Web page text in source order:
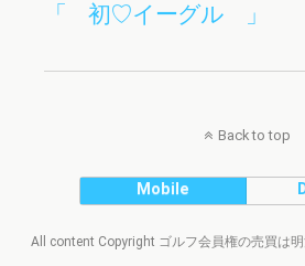
「 初♡イーグル 」
Back to top
Mobile
All content Copyright ゴルフ会員権の売買は